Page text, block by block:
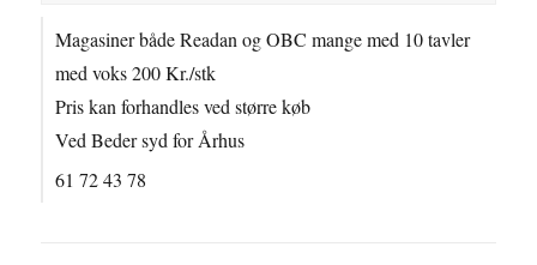
Magasiner både Readan og OBC mange med 10 tavler
med voks 200 Kr./stk
Pris kan forhandles ved større køb
Ved Beder syd for Århus
61 72 43 78